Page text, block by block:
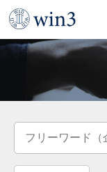
TOP